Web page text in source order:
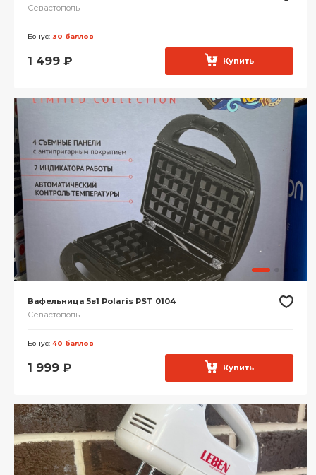
Севастополь
Бонус: 30 баллов
1 499 ₽ Купить
Вафельница 5в1 Polaris PST 0104
Севастополь
Бонус: 40 баллов
1 999 ₽ Купить